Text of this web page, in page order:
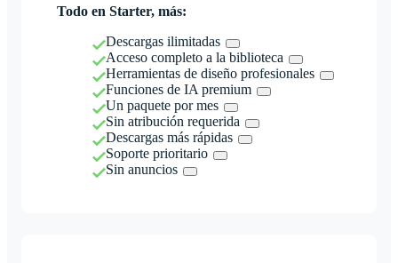
Todo en Starter, más:
Descargas ilimitadas
Acceso completo a la biblioteca
Herramientas de diseño profesionales
Funciones de IA premium
Un paquete por mes
Sin atribución requerida
Descargas más rápidas
Soporte prioritario
Sin anuncios